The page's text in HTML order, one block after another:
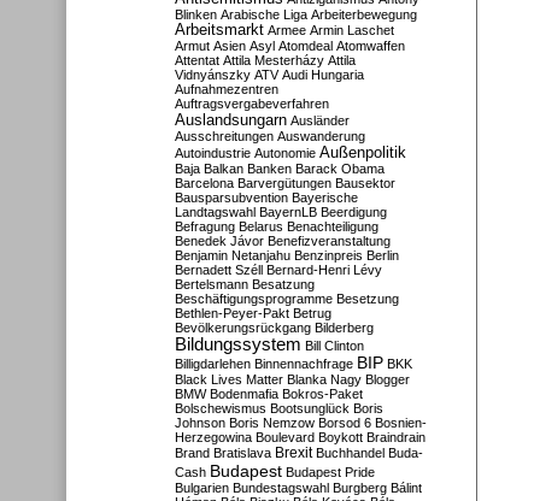
Blinken Arabische Liga Arbeiterbewegung
Arbeitsmarkt Armee Armin Laschet
Armut Asien Asyl Atomdeal Atomwaffen
Attentat Attila Mesterházy Attila
Vidnyánszky ATV Audi Hungaria
Aufnahmezentren
Auftragsvergabeverfahren
Auslandsungarn Ausländer
Ausschreitungen Auswanderung
Autoindustrie Autonomie Außenpolitik
Baja Balkan Banken Barack Obama
Barcelona Barvergütungen Bausektor
Bausparsubvention Bayerische
Landtagswahl BayernLB Beerdigung
Befragung Belarus Benachteiligung
Benedek Jávor Benefizveranstaltung
Benjamin Netanjahu Benzinpreis Berlin
Bernadett Széll Bernard-Henri Lévy
Bertelsmann Besatzung
Beschäftigungsprogramme Besetzung
Bethlen-Peyer-Pakt Betrug
Bevölkerungsrückgang Bilderberg
Bildungssystem Bill Clinton
Billigdarlehen Binnennachfrage BIP BKK
Black Lives Matter Blanka Nagy Blogger
BMW Bodenmafia Bokros-Paket
Bolschewismus Bootsunglück Boris
Johnson Boris Nemzow Borsod 6 Bosnien-
Herzegowina Boulevard Boykott Braindrain
Brand Bratislava Brexit Buchhandel Buda-
Cash Budapest Budapest Pride
Bulgarien Bundestagswahl Burgberg Bálint